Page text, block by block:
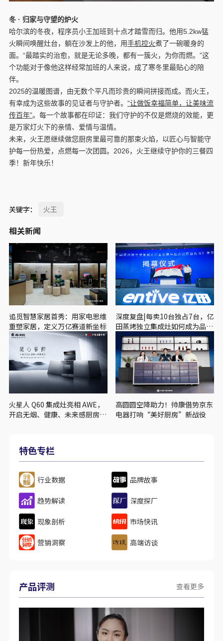
冬· 归家与守望的炉火
哈尔滨的冬夜，程序员小王加班到十点才踏雪而归。他用5.2kw猛
火瞬间唤醒灶台，躺在沙发上的他，用手机控火煮了一碗暖身的
面。“最踏实的治愈，就是无论多晚，都有一簇火，为你而燃。”这
个功能对于像他这样经常加班的人来说，成了寒冬里最贴心的陪
伴。
2025的温暖图谱，由无数个平凡而珍贵的瞬间拼接而成。而火王，
有幸成为这些故事的见证者与守护者。 “让做饭幸福简单，让美味流
传百年”。每一个故事都在印证：我们守护的不仅是燃烧的效能，更
是万家灯火下的亲情、爱情与温情。
未来，火王愿继续做您厨房里最可靠的那束火焰，以匠心与智能守
护每一份热爱，点燃每一次团圆。2026，火王继续守护你的三餐四
季！新年快乐！
关键字： 火王
相关新闻
追觅智慧家居首秀：用家电思维
重塑家居，定义万亿赛道新坐标
深度复盘|每卖10台独占7台，亿
田蒸烤独立集成灶如何成为品类
之王？
火星人 Q60 集成灶亮相 AWE，
开启无烟、健康、未来感厨房新
高圆圆空降助力！帅康借势京东
电器打响“美好厨房”新战役
特色专栏
行业数据 品牌故事
趋势解读 深度探厂
现象剖析 市场快讯
营销洞察 高端访谈
产品评测 查看更多